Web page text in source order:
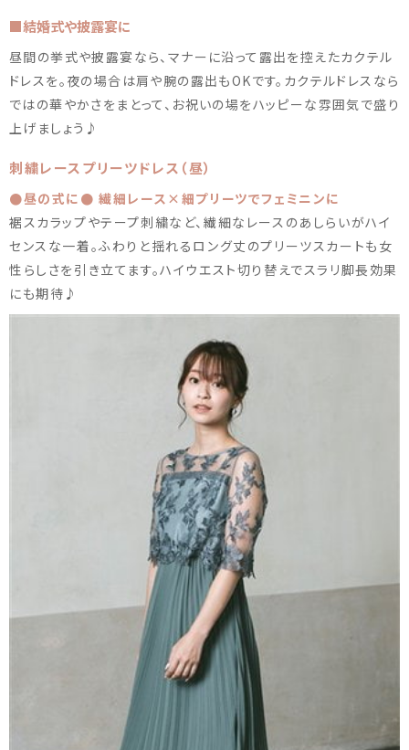
■結婚式や披露宴に
昼間の挙式や披露宴なら、マナーに沿って露出を控えたカクテル
ドレスを。夜の場合は肩や腕の露出もOKです。カクテルドレスなら
ではの華やかさをまとって、お祝いの場をハッピーな雰囲気で盛り
上げましょう♪
刺繍レースプリーツドレス（昼）
●昼の式に● 繊細レース×細プリーツでフェミニンに
裾スカラップやテープ刺繍など、繊細なレースのあしらいがハイ
センスな一着。ふわりと揺れるロング丈のプリーツスカートも女
性らしさを引き立てます。ハイウエスト切り替えでスラリ脚長効果
にも期待♪